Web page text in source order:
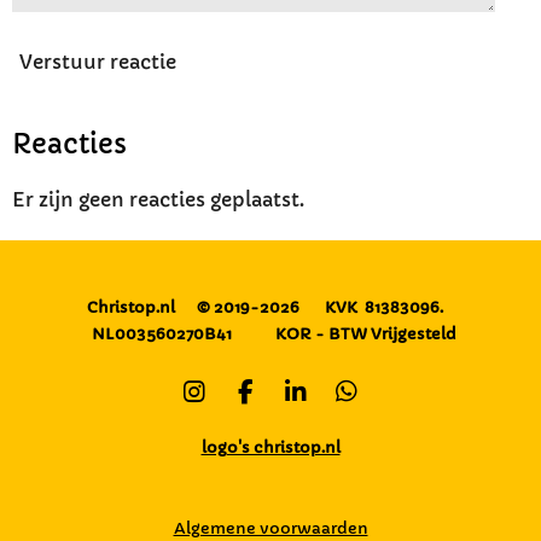
Verstuur reactie
Reacties
Er zijn geen reacties geplaatst.
Christop.nl © 2019-2026
KVK 81383096.
NL003560270B41 KOR - BTW Vrijgesteld
I
F
c
L
n
W
A
logo's christop.nl
Algemene voorwaarden